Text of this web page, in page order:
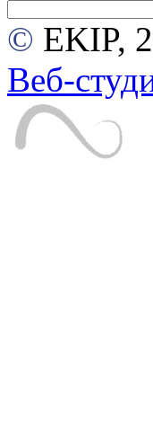
© EKIP,
Веб-